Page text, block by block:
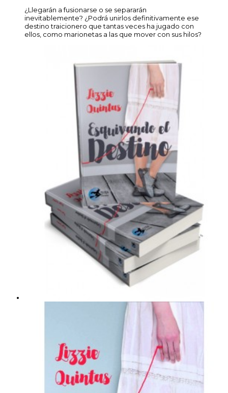
¿Llegarán a fusionarse o se separarán
inevitablemente? ¿Podrá unirlos definitivamente ese
destino traicionero que tantas veces ha jugado con
ellos, como marionetas a las que mover con sus hilos?